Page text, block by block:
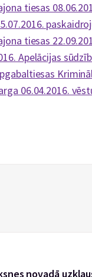
tiesas
tiesas
Apelācijas
06.04.2016.
novadā